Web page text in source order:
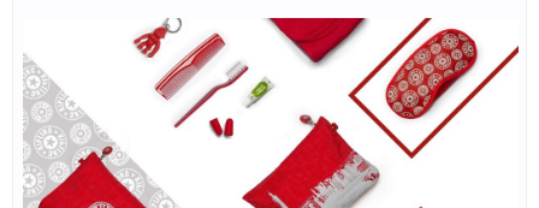
Trip.com) 航空券+ホテル 最大5,000円OFFクーポン
05/14 Trip.com) 海外航空券 最大3,000円OFFクーポン
05/14 Trip.com) ホテル 最大3,000円OFFクーポン
05/13 HIS) 海外航空券タイムセール